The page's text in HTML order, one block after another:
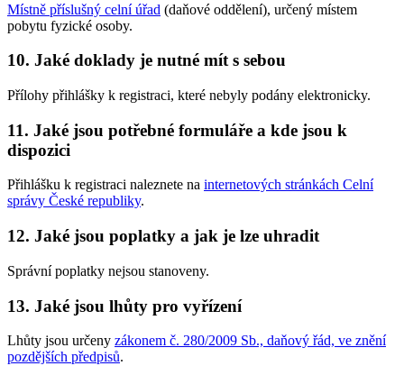
Místně příslušný celní úřad (daňové oddělení), určený místem
pobytu fyzické osoby.
10. Jaké doklady je nutné mít s sebou
Přílohy přihlášky k registraci, které nebyly podány elektronicky.
11. Jaké jsou potřebné formuláře a kde jsou k
dispozici
Přihlášku k registraci naleznete na internetových stránkách Celní
správy České republiky.
12. Jaké jsou poplatky a jak je lze uhradit
Správní poplatky nejsou stanoveny.
13. Jaké jsou lhůty pro vyřízení
Lhůty jsou určeny zákonem č. 280/2009 Sb., daňový řád, ve znění
pozdějších předpisů.